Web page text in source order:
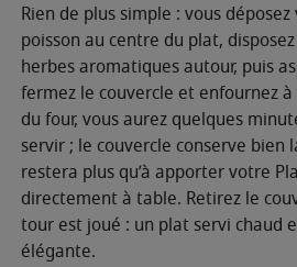
Rien de plus simple : vous
poisson au centre du plat,
herbes aromatiques autour, puis
fermez le couvercle et enfournez
du four, vous aurez quelques
servir ; le couvercle conserve bien
restera plus qu’à apporter votre
directement à table. Retirez le
tour est joué : un plat servi chaud
élégante.